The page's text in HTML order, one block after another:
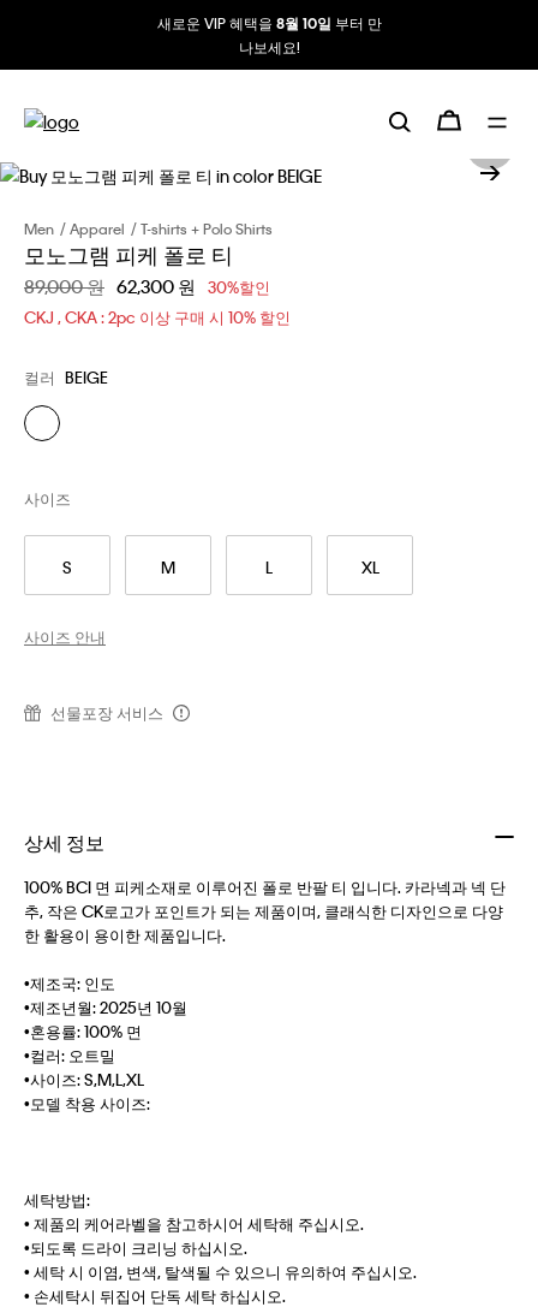
새로운 VIP 혜택을 8월 10일 부터 만
나보세요!
Men Apparel T-shirts + Polo Shirts
모노그램 피케 폴로 티
할인 전 가격
89,000 원 할인된 가격
62,300 원
30%할인
CKJ , CKA : 2pc 이상 구매 시 10% 할인
컬러 BEIGE
S M L XL
사이즈
사이즈 안내
선물포장 서비스
상세 정보
100% BCI 면 피케소재로 이루어진 폴로 반팔 티 입니다. 카라넥과 넥 단
추, 작은 CK로고가 포인트가 되는 제품이며, 클래식한 디자인으로 다양
한 활용이 용이한 제품입니다.
•제조국: 인도
•제조년월: 2025년 10월
•혼용률: 100% 면
•컬러: 오트밀
•사이즈: S,M,L,XL
•모델 착용 사이즈:
세탁방법:
• 제품의 케어라벨을 참고하시어 세탁해 주십시오.
•되도록 드라이 크리닝 하십시오.
• 세탁 시 이염, 변색, 탈색될 수 있으니 유의하여 주십시오.
• 손세탁시 뒤집어 단독 세탁 하십시오.